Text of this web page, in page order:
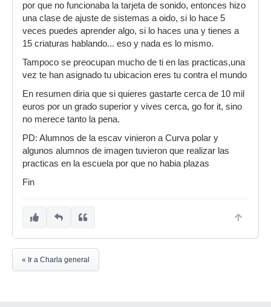
por que no funcionaba la tarjeta de sonido, entonces hizo
una clase de ajuste de sistemas a oido, si lo hace 5
veces puedes aprender algo, si lo haces una y tienes a
15 criaturas hablando... eso y nada es lo mismo.
Tampoco se preocupan mucho de ti en las practicas,una
vez te han asignado tu ubicacion eres tu contra el mundo
En resumen diria que si quieres gastarte cerca de 10 mil
euros por un grado superior y vives cerca, go for it, sino
no merece tanto la pena.
PD: Alumnos de la escav vinieron a Curva polar y
algunos alumnos de imagen tuvieron que realizar las
practicas en la escuela por que no habia plazas
Fin
« Ir a Charla general